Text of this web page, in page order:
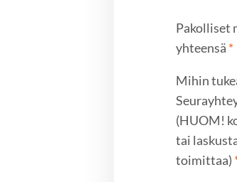
Pakolliset
yhteensä *
Mihin
(HUOM!
tai
toimittaa)